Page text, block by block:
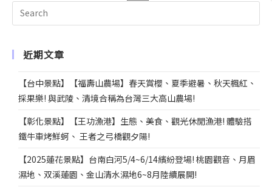
近期文章
【台中景點】【福壽山農場】春天賞櫻、夏季避暑、秋天楓紅、
採果樂! 與武陵、清境合稱為台灣三大高山農場!
【彰化景點】【王功漁港】生態、美食、觀光休閒漁港! 體驗搭
鐵牛車烤鮮蚵、 王者之弓橋觀夕陽!
【2025蓮花景點】台南白河5/4~6/14繽紛登場! 桃園觀音、月眉
濕地、双溪蓮園、金山清水濕地6~8月陸續展開!